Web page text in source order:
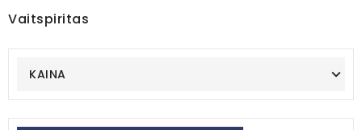
KAINA
Vaitspiritas